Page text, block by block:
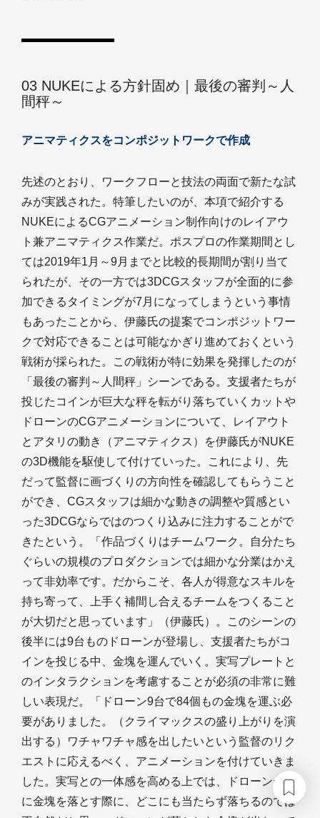
03 NUKEによる方針固め｜最後の審判～人
間秤～
アニマティクスをコンポジットワークで作成
先述のとおり、ワークフローと技法の両面で新たな試
みが実践された。特筆したいのが、本項で紹介する
NUKEによるCGアニメーション制作向けのレイアウ
ト兼アニマティクス作業だ。ポスプロの作業期間とし
ては2019年1月～9月までと比較的長期間が割り当て
られたが、その一方では3DCGスタッフが全面的に参
加できるタイミングが7月になってしまうという事情
もあったことから、伊藤氏の提案でコンポジットワー
クで対応できることは可能なかぎり進めておくという
戦術が採られた。この戦術が特に効果を発揮したのが
「最後の審判～人間秤」シーンである。支援者たちが
投じたコインが巨大な秤を転がり落ちていくカットや
ドローンのCGアニメーションについて、レイアウト
とアタリの動き（アニマティクス）を伊藤氏がNUKE
の3D機能を駆使して付けていった。これにより、先
だって監督に画づくりの方向性を確認してもらうこと
ができ、CGスタッフは細かな動きの調整や質感とい
った3DCGならではのつくり込みに注力することがで
きたという。「作品づくりはチームワーク。自分たち
ぐらいの規模のプロダクションでは細かな分業はかえ
って非効率です。だからこそ、各人が得意なスキルを
持ち寄って、上手く補間し合えるチームをつくること
が大切だと思っています」（伊藤氏）。このシーンの
後半には9台ものドローンが登場し、支援者たちがコ
インを投じる中、金塊を運んでいく。実写プレートと
のインタラクションを考慮することが必須の非常に難
しい表現だ。「ドローン9台で84個もの金塊を運ぶ必
要がありました。（クライマックスの盛り上がりを演
出する）ワチャワチャ感を出したいという監督のリク
エストに応えるべく、アニメーションを付けていきま
した。実写との一体感を高める上では、ドローンが秤
に金塊を落とす際に、どこにも当たらず落ちるのでは